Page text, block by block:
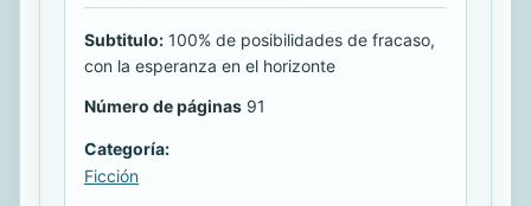
Subtitulo: 100% de posibilidades de fracaso,
con la esperanza en el horizonte
Número de páginas 91
Categoría:
Ficción